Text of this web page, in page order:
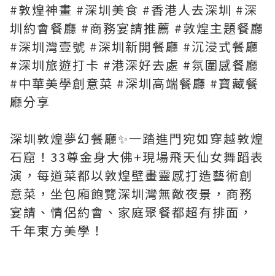
#敦煌神畫 #深圳美食 #香港人去深圳 #深
圳約會餐廳 #商務宴請推薦 #敦煌主題餐廳
#深圳灣壹號 #深圳新開餐廳 #沉浸式餐廳
#深圳旅遊打卡 #港深好去處 #氛圍感餐廳
#中華美學創意菜 #深圳高端餐廳 #寶藏餐
廳分享
深圳敦煌夢幻餐廳✨一踏進門宛如穿越敦煌
石窟！33尊金身大佛+現場飛天仙女舞蹈表
演，每道菜都以敦煌壁畫靈感打造藝術創
意菜，坐包廂飽覽深圳灣無敵夜景，商務
宴請、情侶約會、家庭聚餐都超有排面，
千年東方美學！